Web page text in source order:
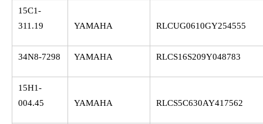
15C1-
311.19
YAMAHA RLCUG0610GY254555
34N8-7298 YAMAHA RLCS16S209Y048783
15H1-
004.45
YAMAHA RLCS5C630AY417562